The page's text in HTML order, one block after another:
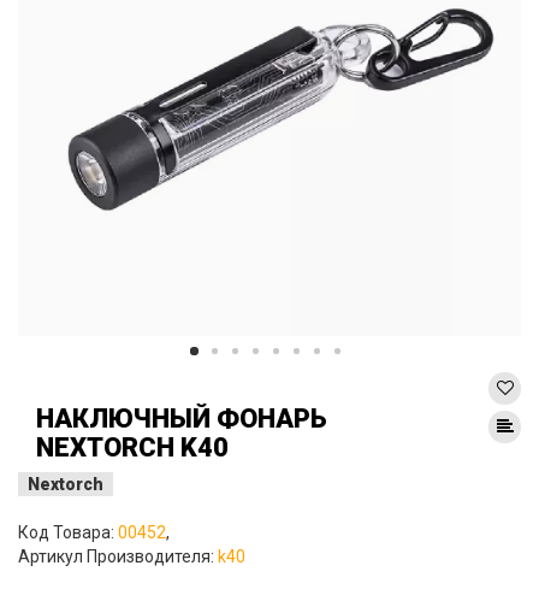
НАКЛЮЧНЫЙ ФОНАРЬ
NEXTORCH K40
Nextorch
Код Товара: 00452,
Артикул Производителя: k40